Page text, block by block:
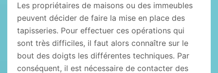
Les propriétaires de maisons ou des immeubles
peuvent décider de faire la mise en place des
tapisseries. Pour effectuer ces opérations qui
sont très difficiles, il faut alors connaître sur le
bout des doigts les différentes techniques. Par
conséquent, il est nécessaire de contacter des